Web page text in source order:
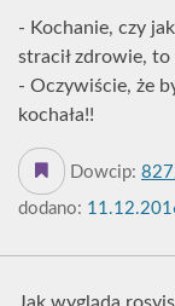
- Kochanie, czy
stracił zdrowie, to
- Oczywiście, że
kochała!!
Dowcip:
dodano: